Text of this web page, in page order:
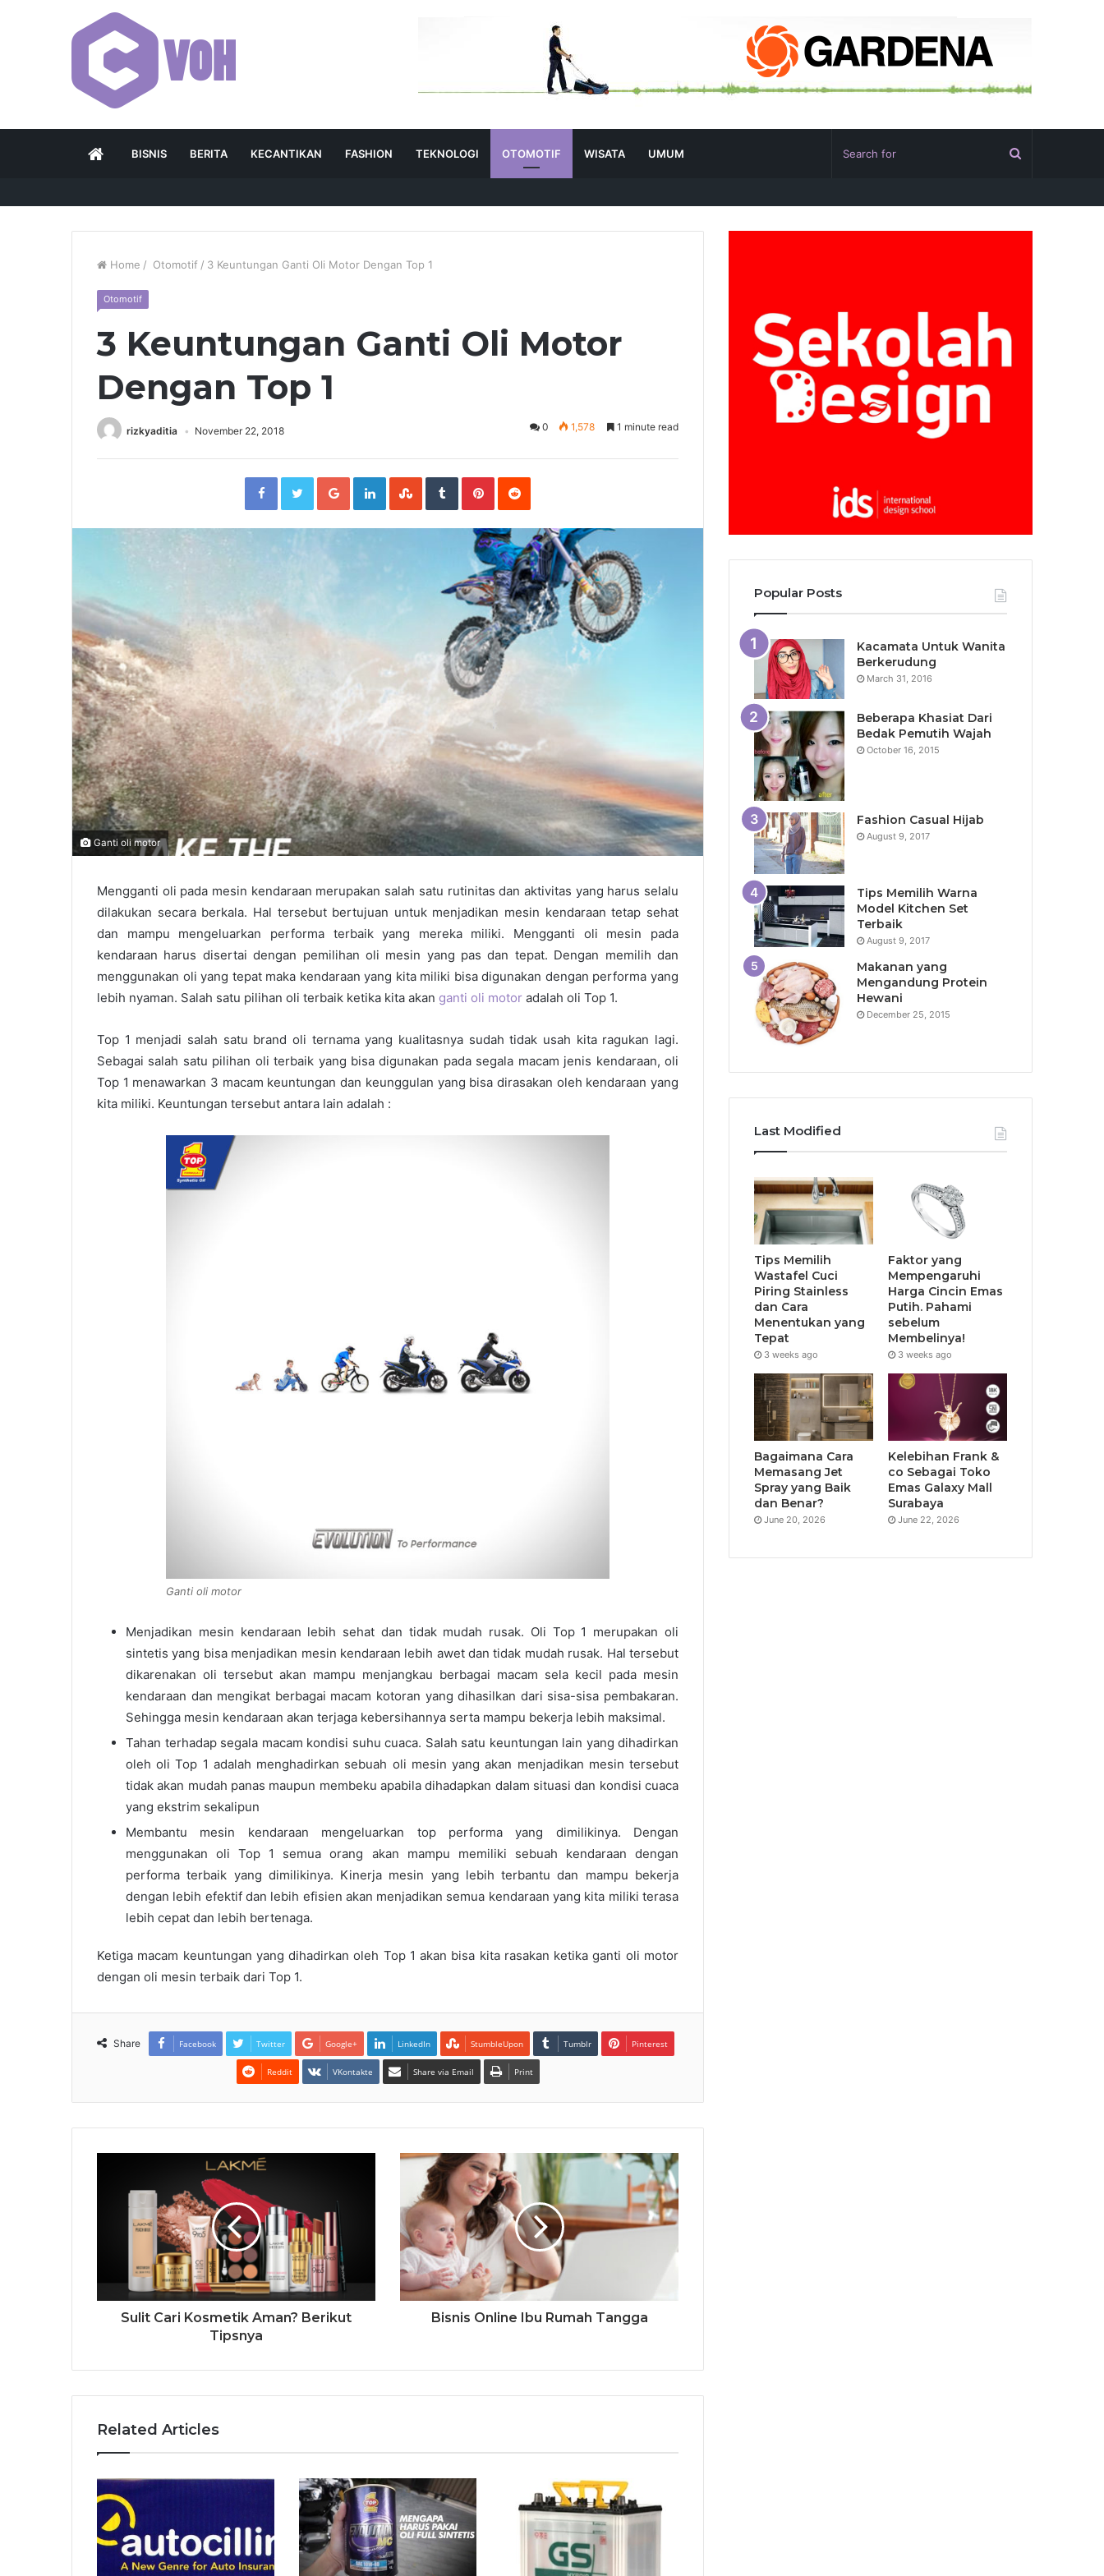
HOMEBISNIS BERITA KECANTIKAN FASHION TEKNOLOGI OTOMOTIF WISATA UMUM
Home / Otomotif / 3 Keuntungan Ganti Oli Motor Dengan Top 1
Otomotif
3 Keuntungan Ganti Oli Motor
Dengan Top 1
rizkyaditia November 22, 2018 0 1,578 1 minute read
FacebookTwitterGoogle+LinkedInStumbleUpon
TumblrPinterestReddit
Ganti oli motor
Mengganti oli pada mesin kendaraan merupakan salah satu rutinitas dan aktivitas yang harus selalu
dilakukan secara berkala. Hal tersebut bertujuan untuk menjadikan mesin kendaraan tetap sehat
dan mampu mengeluarkan performa terbaik yang mereka miliki. Mengganti oli mesin pada
kendaraan harus disertai dengan pemilihan oli mesin yang pas dan tepat. Dengan memilih dan
menggunakan oli yang tepat maka kendaraan yang kita miliki bisa digunakan dengan performa yang
lebih nyaman. Salah satu pilihan oli terbaik ketika kita akan ganti oli motor adalah oli Top 1.
Top 1 menjadi salah satu brand oli ternama yang kualitasnya sudah tidak usah kita ragukan lagi.
Sebagai salah satu pilihan oli terbaik yang bisa digunakan pada segala macam jenis kendaraan, oli
Top 1 menawarkan 3 macam keuntungan dan keunggulan yang bisa dirasakan oleh kendaraan yang
kita miliki. Keuntungan tersebut antara lain adalah :
Ganti oli motor
Menjadikan mesin kendaraan lebih sehat dan tidak mudah rusak. Oli Top 1 merupakan oli
sintetis yang bisa menjadikan mesin kendaraan lebih awet dan tidak mudah rusak. Hal tersebut
dikarenakan oli tersebut akan mampu menjangkau berbagai macam sela kecil pada mesin
kendaraan dan mengikat berbagai macam kotoran yang dihasilkan dari sisa-sisa pembakaran.
Sehingga mesin kendaraan akan terjaga kebersihannya serta mampu bekerja lebih maksimal.
Tahan terhadap segala macam kondisi suhu cuaca. Salah satu keuntungan lain yang dihadirkan
oleh oli Top 1 adalah menghadirkan sebuah oli mesin yang akan menjadikan mesin tersebut
tidak akan mudah panas maupun membeku apabila dihadapkan dalam situasi dan kondisi cuaca
yang ekstrim sekalipun
Membantu mesin kendaraan mengeluarkan top performa yang dimilikinya. Dengan
menggunakan oli Top 1 semua orang akan mampu memiliki sebuah kendaraan dengan
performa terbaik yang dimilikinya. Kinerja mesin yang lebih terbantu dan mampu bekerja
dengan lebih efektif dan lebih efisien akan menjadikan semua kendaraan yang kita miliki terasa
lebih cepat dan lebih bertenaga.
Ketiga macam keuntungan yang dihadirkan oleh Top 1 akan bisa kita rasakan ketikaganti oli motor
dengan oli mesin terbaik dari Top 1.
Share Facebook Twitter Google+ LinkedIn StumbleUpon Tumblr Pinterest
Reddit VKontakte Share via Email Print
Sulit Cari Kosmetik Aman? Berikut
Tipsnya
Bisnis Online Ibu Rumah Tangga
Related Articles
Popular Posts
Kacamata Untuk Wanita
Berkerudung
March 31, 2016
Beberapa Khasiat Dari
Bedak Pemutih Wajah
October 16, 2015
Fashion Casual Hijab
August 9, 2017
Tips Memilih Warna
Model Kitchen Set
Terbaik
August 9, 2017
Makanan yang
Mengandung Protein
Hewani
December 25, 2015
Last Modified
Tips Memilih
Wastafel Cuci
Piring Stainless
dan Cara
Menentukan yang
Tepat
3 weeks ago
Faktor yang
Mempengaruhi
Harga Cincin Emas
Putih. Pahami
sebelum
Membelinya!
3 weeks ago
Bagaimana Cara
Memasang Jet
Spray yang Baik
dan Benar?
June 20, 2026
Kelebihan Frank &
co Sebagai Toko
Emas Galaxy Mall
Surabaya
June 22, 2026